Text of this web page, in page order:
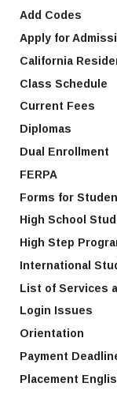
Add Codes
Apply for
California
Class Schedule
Current Fees
Diplomas
Dual Enrollment
FERPA
Forms for
High School
High Step
International
List of Services
Login Issues
Orientation
Payment
Placement